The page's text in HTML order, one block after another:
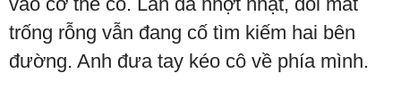
trống rỗng vẫn đang cố tìm kiếm hai bên
đường. Anh đưa tay kéo cô về phía mình.